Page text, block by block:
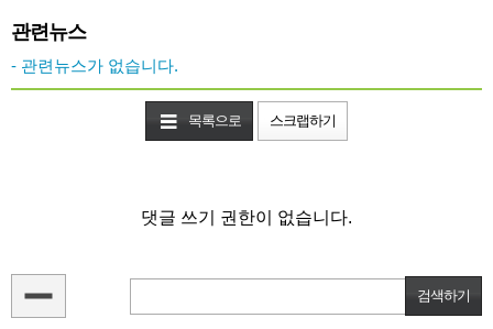
관련뉴스
- 관련뉴스가 없습니다.
목록으로 스크랩하기
댓글 쓰기 권한이 없습니다.